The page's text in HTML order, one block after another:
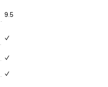
9.5
✓
✓
✓